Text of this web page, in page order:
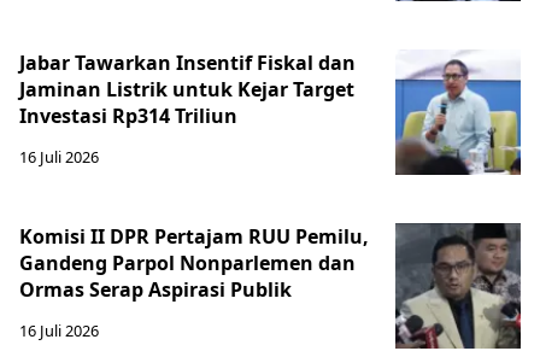
Jabar Tawarkan Insentif Fiskal dan
Jaminan Listrik untuk Kejar Target
Investasi Rp314 Triliun
16 Juli 2026
Komisi II DPR Pertajam RUU Pemilu,
Gandeng Parpol Nonparlemen dan
Ormas Serap Aspirasi Publik
16 Juli 2026